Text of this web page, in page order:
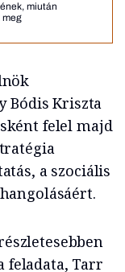
miután
meg
Bódis Kriszta
felel majd
a szociális
feladata, Tarr